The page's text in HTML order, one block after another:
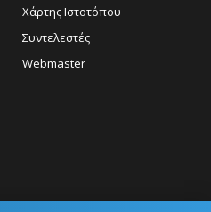
Χάρτης Ιστοτόπου
Συντελεστές
Webmaster